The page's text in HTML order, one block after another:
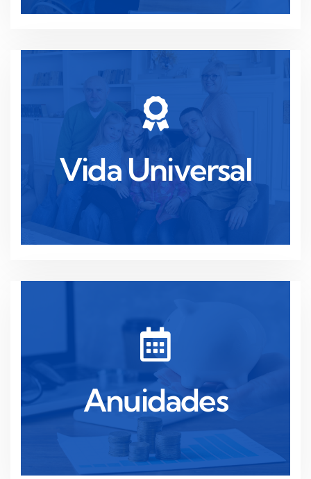
Vida Universal
Vida Universal
Cobertura flexível com potencial de
investimento, adaptando-se à evolução dos seus
objectivos financeiros.
Anuidades
Anuidades
Rendimento garantido para toda a vida,
proporcionando segurança financeira durante a
sua reforma.